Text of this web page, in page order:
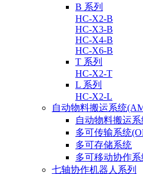
B 系列
HC-X2-B
HC-X3-B
HC-X4-B
HC-X6-B
T 系列
HC-X2-T
L 系列
HC-X2-L
自动物料搬运系统
自动物料搬运
多可传输系统
多可存储系统
多可移动协作系
七轴协作机器人系列